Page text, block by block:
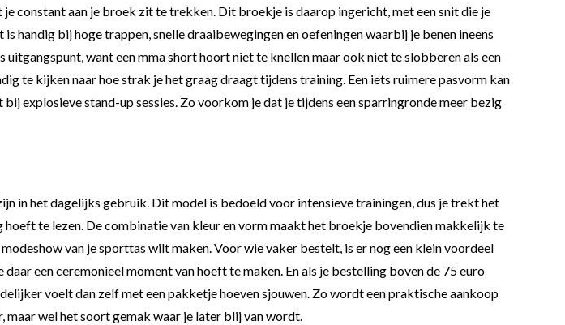
constant aan je broek zit te trekken. Dit broekje is daarop ingericht, met een snit die je
bij hoge trappen, snelle draaibewegingen en oefeningen waarbij je benen ineens
want een mma short hoort niet te knellen maar ook niet te slobberen als een
te kijken naar hoe strak je het graag draagt tijdens training. Een iets ruimere pasvorm kan
stand-up sessies. Zo voorkom je dat je tijdens een sparringronde meer bezig
in het dagelijks gebruik. Dit model is bedoeld voor intensieve trainingen, dus je trekt het
te lezen. De combinatie van kleur en vorm maakt het broekje bovendien makkelijk te
van je sporttas wilt maken. Voor wie vaker bestelt, is er nog een klein voordeel
een ceremonieel moment van hoeft te maken. En als je bestelling boven de 75 euro
voelt dan zelf met een pakketje hoeven sjouwen. Zo wordt een praktische aankoop
maar wel het soort gemak waar je later blij van wordt.